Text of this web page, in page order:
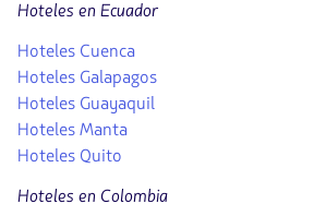
Hoteles en Ecuador
Hoteles Cuenca
Hoteles Galapagos
Hoteles Guayaquil
Hoteles Manta
Hoteles Quito
Hoteles en Colombia